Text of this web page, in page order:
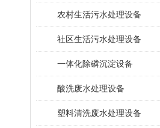
农村生活污水处理设备
社区生活污水处理设备
一体化除磷沉淀设备
酸洗废水处理设备
塑料清洗废水处理设备